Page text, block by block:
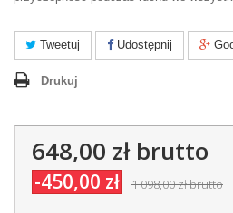
Tweetuj Udostępnij
Drukuj
648,00 złbrutto
-450,00 zł 1 098,00 złbrutto